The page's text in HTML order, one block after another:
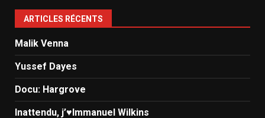
ARTICLES RÉCENTS
Malik Venna
Yussef Dayes
Docu: Hargrove
Inattendu, j’♥️Immanuel Wilkins